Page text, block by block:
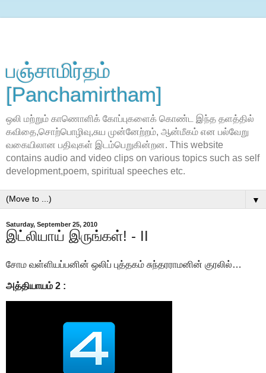
பஞ்சாமிர்தம்
[Panchamirtham]
ஒலி மற்றும் காணொளிக் கோப்புகளைக் கொண்ட இந்த தளத்தில்
கவிதை,சொற்பொழிவு,சுய முன்னேற்றம், ஆன்மீகம் என பல்வேறு
வகையிலான பதிவுகள் இடம்பெறுகின்றன. This website
contains audio and video clips on various topics such as self
development,poem, spiritual speeches etc.
▼
Saturday, September 25, 2010
இட்லியாய் இருங்கள்! - II
சோம வள்ளியப்பனின் ஒலிப் புத்தகம் சுந்தரராமனின் குரலில்…
அத்தியாயம் 2 :